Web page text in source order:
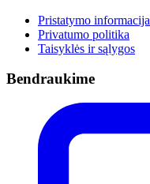
Pristatymo informacija
Privatumo politika
Taisyklės ir sąlygos
Bendraukime